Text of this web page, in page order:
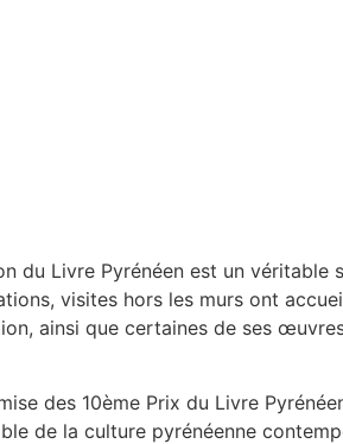
du Livre Pyrénéen est un véritable
visites hors les murs ont
ainsi que certaines de ses
des 10ème Prix du Livre
de la culture pyrénéenne